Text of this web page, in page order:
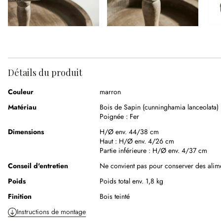
Détails du produit
Couleur
marron
Matériau
Bois de Sapin (cunninghamia lanceolata)
Poignée : Fer
Dimensions
H/Ø env. 44/38 cm
Haut : H/Ø env. 4/26 cm
Partie inférieure : H/Ø env. 4/37 cm
Conseil d'entretien
Ne convient pas pour conserver des
Poids
Poids total env. 1,8 kg
Finition
Bois teinté
Instructions de montage